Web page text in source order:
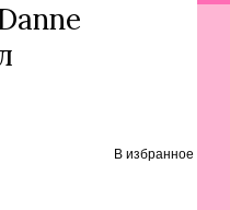
В избранное